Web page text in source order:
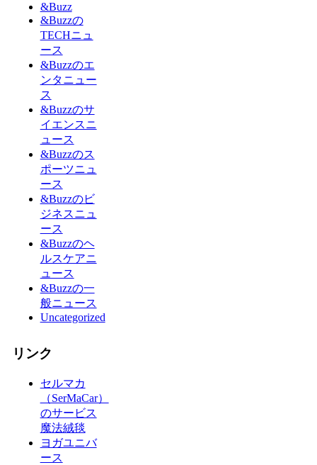
&Buzz
&Buzzの
TECHニュ
ース
&Buzzのエ
ンタニュー
ス
&Buzzのサ
イエンスニ
ュース
&Buzzのス
ポーツニュ
ース
&Buzzのビ
ジネスニュ
ース
&Buzzのヘ
ルスケアニ
ュース
&Buzzの一
般ニュース
Uncategorized
リンク
セルマカ
（SerMaCar）
のサービス
魔法絨毯
ヨガユニバ
ース